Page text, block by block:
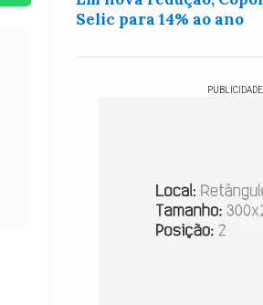
Selic para 14% ao ano
PUBLICIDADE